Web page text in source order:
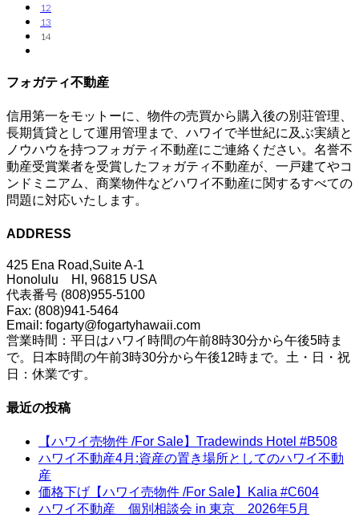
12
13
14
フォガティ不動産
信用第一をモットーに、物件の売買から購入後の別荘管理、
長期賃貸として運用管理まで、ハワイで半世紀に及ぶ実績と
ノウハウを持つフォガティ不動産にご連絡ください。名誉不
動産受賞業者を受賞したフォガティ不動産が、一戸建てやコ
ンドミニアム、商業物件などハワイ不動産に関するすべての
問題に対応いたします。
ADDRESS
425 Ena Road,Suite A-1
Honolulu HI, 96815 USA
代表番号 (808)955-5100
Fax: (808)941-5464
Email: fogarty@fogartyhawaii.com
営業時間：平日はハワイ時間の午前8時30分から午後5時ま
で。日本時間の午前3時30分から午後12時まで。土・日・祝
日：休業です。
最近の投稿
【ハワイ売物件 /For Sale】Tradewinds Hotel #B508
ハワイ不動産4月:資産の置き場所としてのハワイ不動
産
価格下げ【ハワイ売物件 /For Sale】Kalia #C604
ハワイ不動産 個別相談会 in 東京 2026年5月